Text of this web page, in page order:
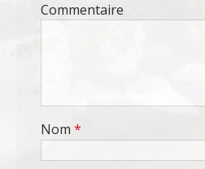
Commentaire
Nom *